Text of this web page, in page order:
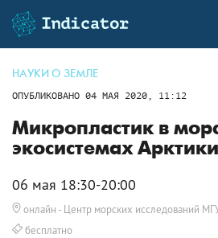
НАУКИ О ЗЕМЛЕ
ОПУБЛИКОВАНО 04 МАЯ 2020, 11:12
Микропластик в
экосистемах Арктики
06 мая 18:30-20:00
онлайн - Центр морских исследований
бесплатно